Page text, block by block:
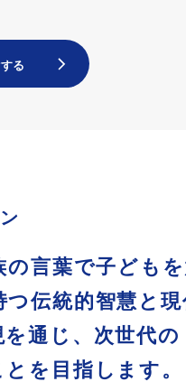
言葉で子どもを
伝統的智慧と
通じ、次世代の
を目指します。